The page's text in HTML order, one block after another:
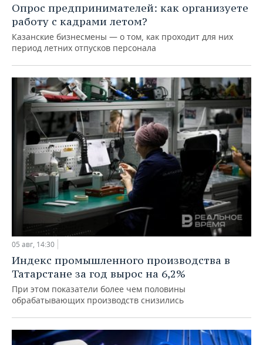
Опрос предпринимателей: как организуете
работу с кадрами летом?
Казанские бизнесмены — о том, как проходит для них
период летних отпусков персонала
05 авг, 14:30
Индекс промышленного производства в
Татарстане за год вырос на 6,2%
При этом показатели более чем половины
обрабатывающих производств снизились